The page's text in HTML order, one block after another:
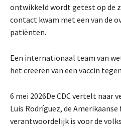
ontwikkeld wordt getest op de
contact kwam met een van de
patiënten.
Een internationaal team van
het creëren van een vaccin
6 mei 2026De CDC vertelt naar
Luis Rodríguez, de
verantwoordelijk is voor de